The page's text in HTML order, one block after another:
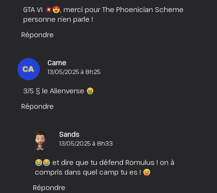
GTA VI
, merci pour The Phoenician Scheme
personne n’en parle !
Répondre
Carne
13/05/2025 à 8h25
3/5 § le Alienverse
Répondre
Sands
13/05/2025 à 8h33
et dire que tu défend Romulus ! on à
compris dans quel camp tu es !
Répondre